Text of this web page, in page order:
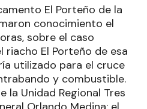
El Porteño de la
conocimiento el
sobre el caso
El Porteño de esa
utilizado para el cruce
y combustible.
la Unidad Regional Tres